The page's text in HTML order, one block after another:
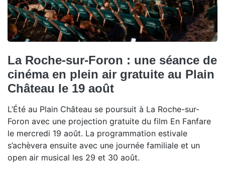
La Roche-sur-Foron : une séance de
cinéma en plein air gratuite au Plain
Château le 19 août
L’Été au Plain Château se poursuit à La Roche-sur-
Foron avec une projection gratuite du film En Fanfare
le mercredi 19 août. La programmation estivale
s’achèvera ensuite avec une journée familiale et un
open air musical les 29 et 30 août.